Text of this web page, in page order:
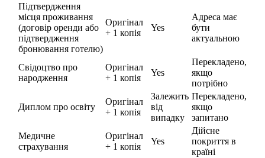
Підтвердження
місця проживання
(договір оренди або
підтвердження
бронювання готелю)
Оригінал
+ 1 копія
Yes
Адреса має
бути
актуальною
Свідоцтво про
народження
Оригінал
+ 1 копія
Yes
Перекладено,
якщо
потрібно
Диплом про освіту
Оригінал
+ 1 копія
Залежить
від
випадку
Перекладено,
якщо
запитано
Медичне
страхування
Оригінал
+ 1 копія
Yes
Дійсне
покриття в
країні